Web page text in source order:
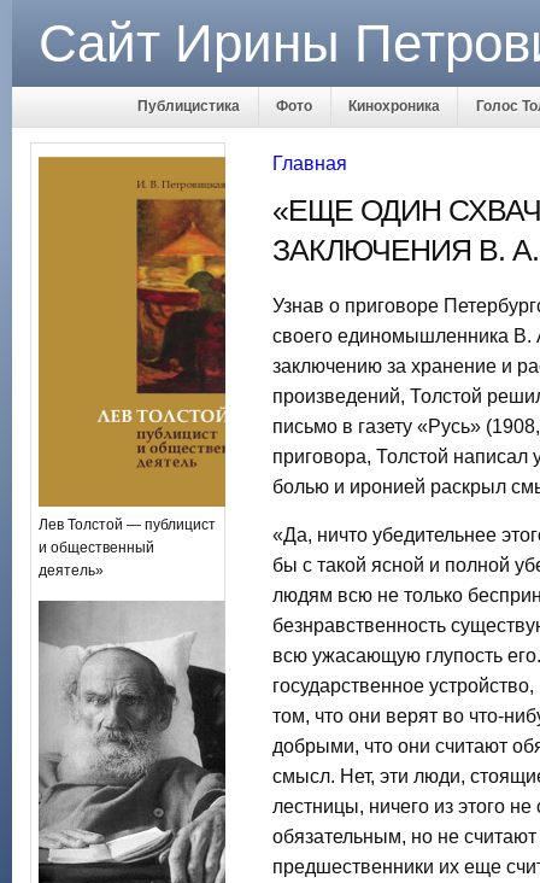
Сайт Ирины
Публицистика Фото Кинохроника Голос
Лев Толстой — публицист
и общественный
деятель»
Главная
«ЕЩЕ ОДИН
ЗАКЛЮЧЕНИЯ В.
Узнав о приговоре
своего единомышленника
заключению за хранение и
произведений, Толстой
письмо в газету «Русь»
приговора, Толстой написал
болью и иронией раскрыл
«Да, ничто убедительнее
бы с такой ясной и полной
людям всю не только
безнравственность
всю ужасающую глупость
государственное
том, что они верят во что-
добрыми, что они считают
смысл. Нет, эти люди,
лестницы, ничего из этого
обязательным, но не
предшественники их еще